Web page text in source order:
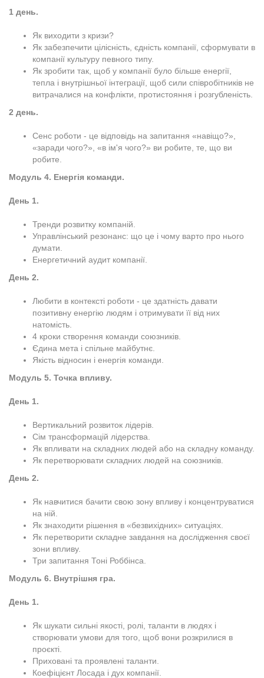
1 день.
Як виходити з кризи?
Як забезпечити цілісність, єдність компанії, сформувати в
компанії культуру певного типу.
Як зробити так, щоб у компанії було більше енергії,
тепла і внутрішньої інтеграції, щоб сили співробітників не
витрачалися на конфлікти, протистояння і розгубленість.
2 день.
Сенс роботи - це відповідь на запитання «навіщо?»,
«заради чого?», «в ім'я чого?» ви робите, те, що ви
робите.
Модуль 4. Енергія команди.
День 1.
Тренди розвитку компаній.
Управлінський резонанс: що це і чому варто про нього
думати.
Енергетичний аудит компанії.
День 2.
Любити в контексті роботи - це здатність давати
позитивну енергію людям і отримувати її від них
натомість.
4 кроки створення команди союзників.
Єдина мета і спільне майбутнє.
Якість відносин і енергія команди.
Модуль 5. Точка впливу.
День 1.
Вертикальний розвиток лідерів.
Сім трансформацій лідерства.
Як впливати на складних людей або на складну команду.
Як перетворювати складних людей на союзників.
День 2.
Як навчитися бачити свою зону впливу і концентруватися
на ній.
Як знаходити рішення в «безвихідних» ситуаціях.
Як перетворити складне завдання на дослідження своєї
зони впливу.
Три запитання Тоні Роббінса.
Модуль 6. Внутрішня гра.
День 1.
Як шукати сильні якості, ролі, таланти в людях і
створювати умови для того, щоб вони розкрилися в
проєкті.
Приховані та проявлені таланти.
Коефіцієнт Лосада і дух компанії.